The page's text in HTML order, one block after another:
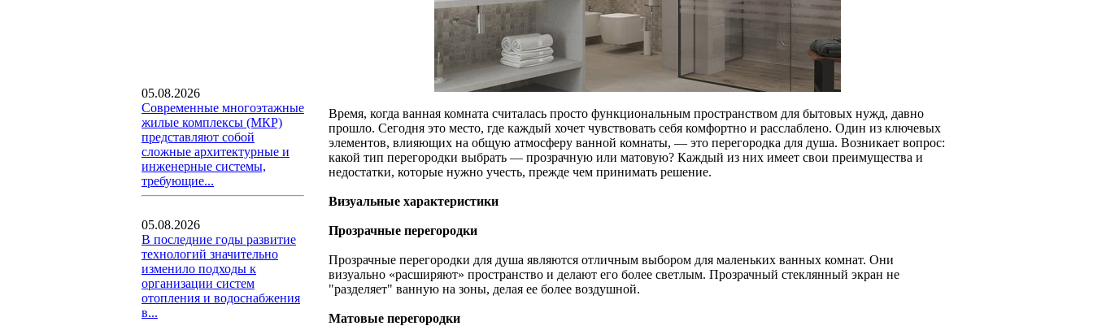
05.08.2026
Современные многоэтажные
жилые комплексы (МКР)
представляют собой
сложные архитектурные и
инженерные системы,
требующие...
05.08.2026
В последние годы развитие
технологий значительно
изменило подходы к
организации систем
отопления и водоснабжения
в...
Время, когда ванная комната считалась просто функциональным пространством для бытовых нужд, давно
прошло. Сегодня это место, где каждый хочет чувствовать себя комфортно и расслаблено. Один из ключевых
элементов, влияющих на общую атмосферу ванной комнаты, — это перегородка для душа. Возникает вопрос:
какой тип перегородки выбрать — прозрачную или матовую? Каждый из них имеет свои преимущества и
недостатки, которые нужно учесть, прежде чем принимать решение.
Визуальные характеристики
Прозрачные перегородки
Прозрачные перегородки для душа являются отличным выбором для маленьких ванных комнат. Они
визуально «расширяют» пространство и делают его более светлым. Прозрачный стеклянный экран не
"разделяет" ванную на зоны, делая ее более воздушной.
Матовые перегородки